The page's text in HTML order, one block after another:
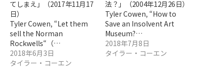
てしまえ」（2017年11月17
日）
Tyler Cowen, “Let them
sell the Norman
Rockwells“（…
2018年6月3日
タイラー・コーエン
法？」（2004年12月26日）
Tyler Cowen, “How to
Save an Insolvent Art
Museum?…
2018年7月8日
タイラー・コーエン